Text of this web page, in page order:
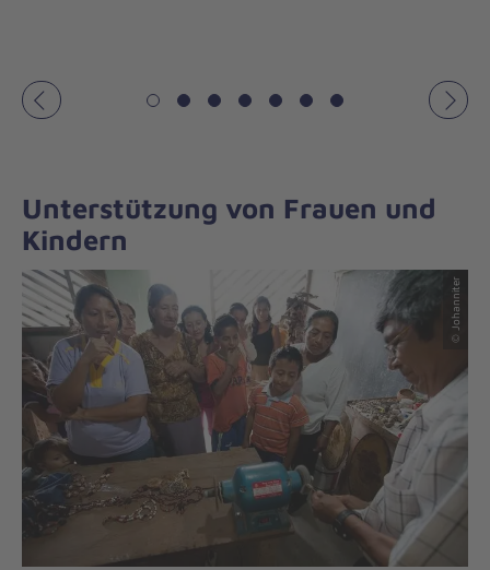
Vorheriges
Unterstützung von Frauen und
Kindern
© Johanniter